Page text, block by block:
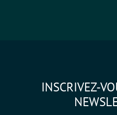
INSCRIVEZ-